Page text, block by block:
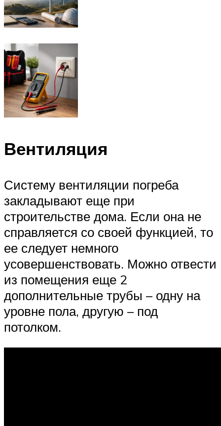
Вентиляция
Систему вентиляции погреба
закладывают еще при
строительстве дома. Если она не
справляется со своей функцией, то
ее следует немного
усовершенствовать. Можно отвести
из помещения еще 2
дополнительные трубы – одну на
уровне пола, другую – под
потолком.